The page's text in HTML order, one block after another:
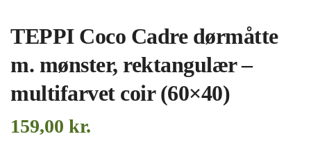
TEPPI Coco Cadre dørmåtte
m. mønster, rektangulær –
multifarvet coir (60×40)
159,00 kr.